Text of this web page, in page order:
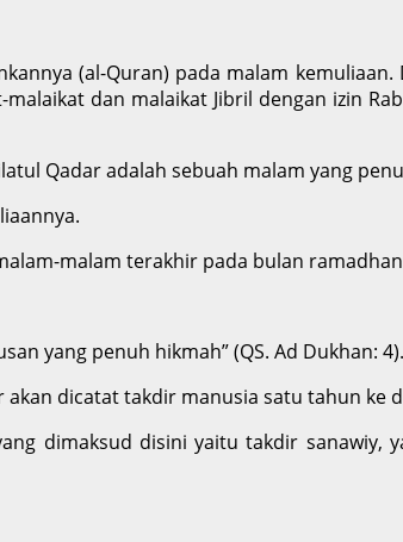
(al-Quran) pada malam
dan malaikat Jibril dengan izin
Qadar adalah sebuah malam yang
malam terakhir pada bulan
yang penuh hikmah” (QS. Ad Dukhan: 4).
dicatat takdir manusia satu tahun ke
dimaksud disini yaitu takdir